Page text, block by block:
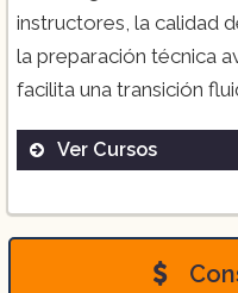
instructores, la calidad
la preparación técnica
facilita una transición
Ver Cursos
Piloto aviador